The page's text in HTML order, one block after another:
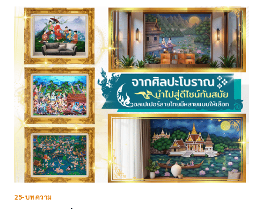
ลาย
พญานาค
ทำบุญ
ถวาย
วัด
โบสถ์
วิหาร
25-บทความ